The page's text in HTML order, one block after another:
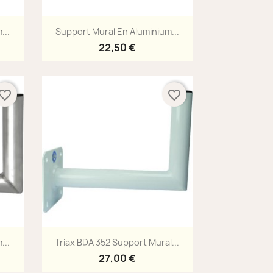
Aperçu rapide
Support Mural En Aluminium...
22,50 €
Aperçu rapide
Triax BDA 352 Support Mural...
27,00 €
favorite_border